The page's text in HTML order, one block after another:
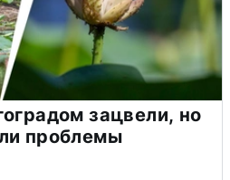
зацвели, но
проблемы